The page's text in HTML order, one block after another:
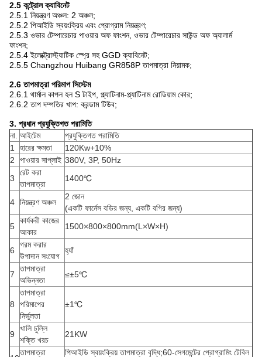
2.5 কন্ট্রোল ক্যাবিনেট
2.5.1 নিয়ন্ত্রণ অঞ্চল: 2 অঞ্চল;
2.5.2 পিআইডি স্বয়ংক্রিয় এবং প্রোগ্রাম নিয়ন্ত্রণ;
2.5.3 ওভার টেম্পারেচার পাওয়ার অফ ফাংশন, ওভার টেম্পারেচার সাউন্ড অফ অ্যালার্ম
ফাংশন;
2.5.4 ইলেক্ট্রোস্ট্যাটিক স্প্রে সহ GGD ক্যাবিনেট;
2.5.5 Changzhou Huibang GR858P তাপমাত্রা নিয়ামক;
2.6 তাপমাত্রা পরিমাপ সিস্টেম
2.6.1 থার্মাল কাপল হল S টাইপ, প্ল্যাটিনাম-প্ল্যাটিনাম রোডিয়াম কোর;
2.6.2 তাপ দম্পতির খাপ: করন্ডাম টিউব;
3. প্রধান প্রযুক্তিগত পরামিতি
না. আইটেম
প্রযুক্তিগত পরামিতি
1
হারের ক্ষমতা
120Kw+10%
2
পাওয়ার সাপ্লাই 380V, 3P, 50Hz
3
রেট করা
তাপমাত্রা
1400℃
4 নিয়ন্ত্রণ অঞ্চল
2 জোন
(একটি ফার্নেস বডির জন্য, একটি বগির জন্য)
5
কার্যকরী কাজের
আকার
1500×800×800mm(L×W×H)
6
গরম করার
উপাদান সংযোগ
হ্যাঁ
7
তাপমাত্রা
অভিন্নতা
≤±5℃
8
তাপমাত্রা
পরিমাপের
নির্ভুলতা
±1℃
9
খালি চুল্লি
শক্তি খরচ
21KW
তাপমাত্রা পিআইডি স্বয়ংক্রিয় তাপমাত্রা বৃদ্ধি;60-সেগমেন্টের প্রোগ্রামিং টেবিল